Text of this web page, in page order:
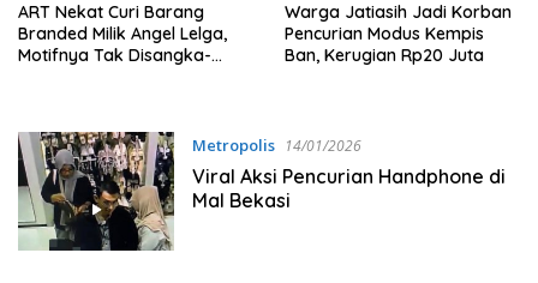
ART Nekat Curi Barang
Branded Milik Angel Lelga,
Motifnya Tak Disangka-
Warga Jatiasih Jadi Korban
Pencurian Modus Kempis
Ban, Kerugian Rp20 Juta
Metropolis 14/01/2026
Viral Aksi Pencurian Handphone di
Mal Bekasi